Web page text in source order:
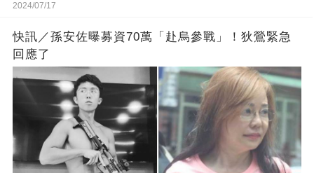
2024/07/17
快訊／孫安佐曝募資70萬「赴烏參戰」！狄鶯緊急
回應了